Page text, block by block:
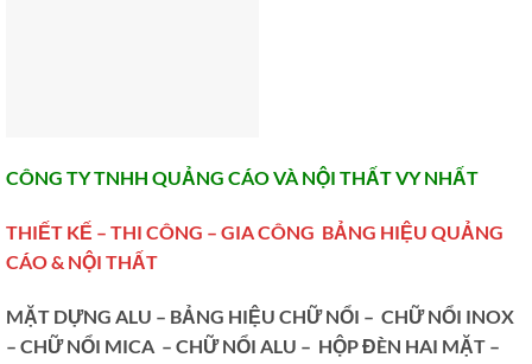
CÔNG TY TNHH QUẢNG CÁO VÀ NỘI THẤT VY NHẤT
THIẾT KẾ – THI CÔNG – GIA CÔNG BẢNG HIỆU QUẢNG
CÁO & NỘI THẤT
MẶT DỰNG ALU – BẢNG HIỆU CHỮ NỔI – CHỮ NỔI INOX
– CHỮ NỔI MICA – CHỮ NỔI ALU – HỘP ĐÈN HAI MẶT –